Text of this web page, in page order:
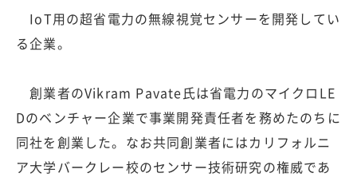
IoT用の超省電力の無線視覚センサーを開発してい
る企業。
創業者のVikram Pavate氏は省電力のマイクロLE
Dのベンチャー企業で事業開発責任者を務めたのちに
同社を創業した。なお共同創業者にはカリフォルニ
ア大学バークレー校のセンサー技術研究の権威であ